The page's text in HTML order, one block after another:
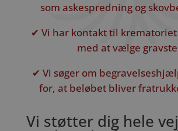
som askespredning og
✔ Vi har kontakt til
med at vælge
✔ Vi søger om
for, at beløbet bliver
Vi støtter dig hele